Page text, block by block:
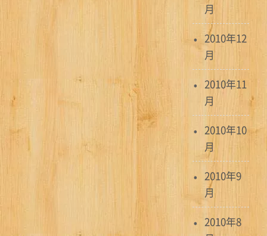
月
2010年12
月
2010年11
月
2010年10
月
2010年9
月
2010年8